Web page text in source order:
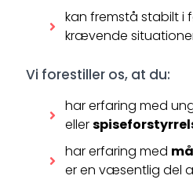
kan fremstå stabilt i
krævende
Vi forestiller os, at du:
har erfaring med
eller
har erfaring med
er en væsentlig del